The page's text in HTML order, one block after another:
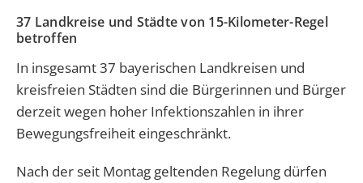
37 Landkreise und Städte von 15-Kilometer-Regel
betroffen
In insgesamt 37 bayerischen Landkreisen und
kreisfreien Städten sind die Bürgerinnen und Bürger
derzeit wegen hoher Infektionszahlen in ihrer
Bewegungsfreiheit eingeschränkt.
Nach der seit Montag geltenden Regelung dürfen